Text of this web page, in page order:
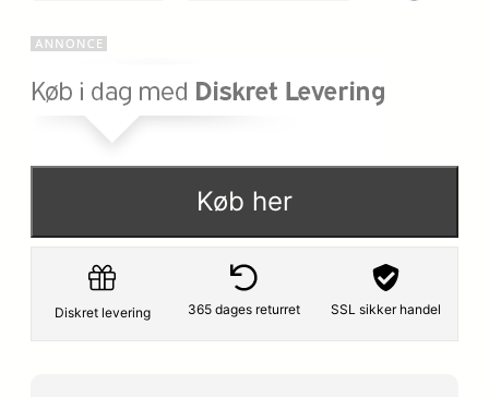
r
a
r
:
e
0
9
,
Køb her
Diskret levering 365 dages returret SSL sikker handel